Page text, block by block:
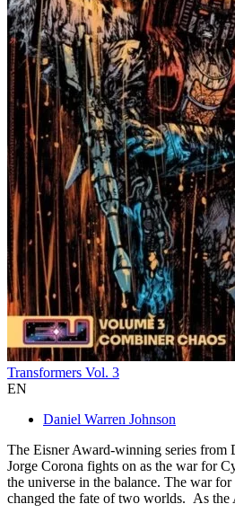
Transformers Vol. 3
EN
Daniel Warren Johnson
The Eisner Award-winning series from
Jorge Corona fights on as the war for
the universe in the balance. The war
changed the fate of two worlds. As the